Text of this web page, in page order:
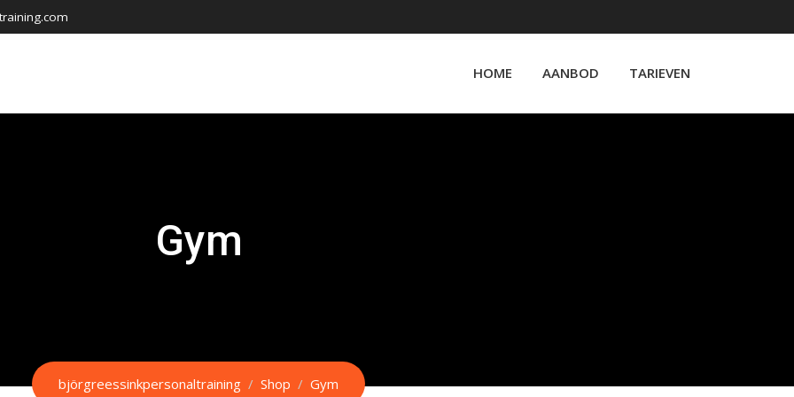
HOME AANBOD TARIEVEN
Gym
björgreessinkpersonaltraining / Shop / Gym